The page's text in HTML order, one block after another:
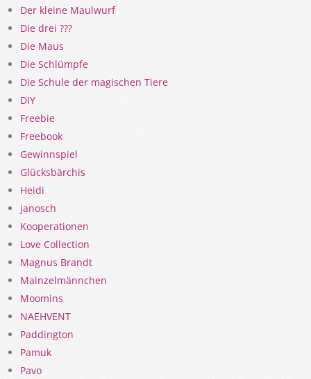
Der kleine Maulwurf
Die drei ???
Die Maus
Die Schlümpfe
Die Schule der magischen Tiere
DIY
Freebie
Freebook
Gewinnspiel
Glücksbärchis
Heidi
janosch
Kooperationen
Love Collection
Magnus Brandt
Mainzelmännchen
Moomins
NAEHVENT
Paddington
Pamuk
Pavo